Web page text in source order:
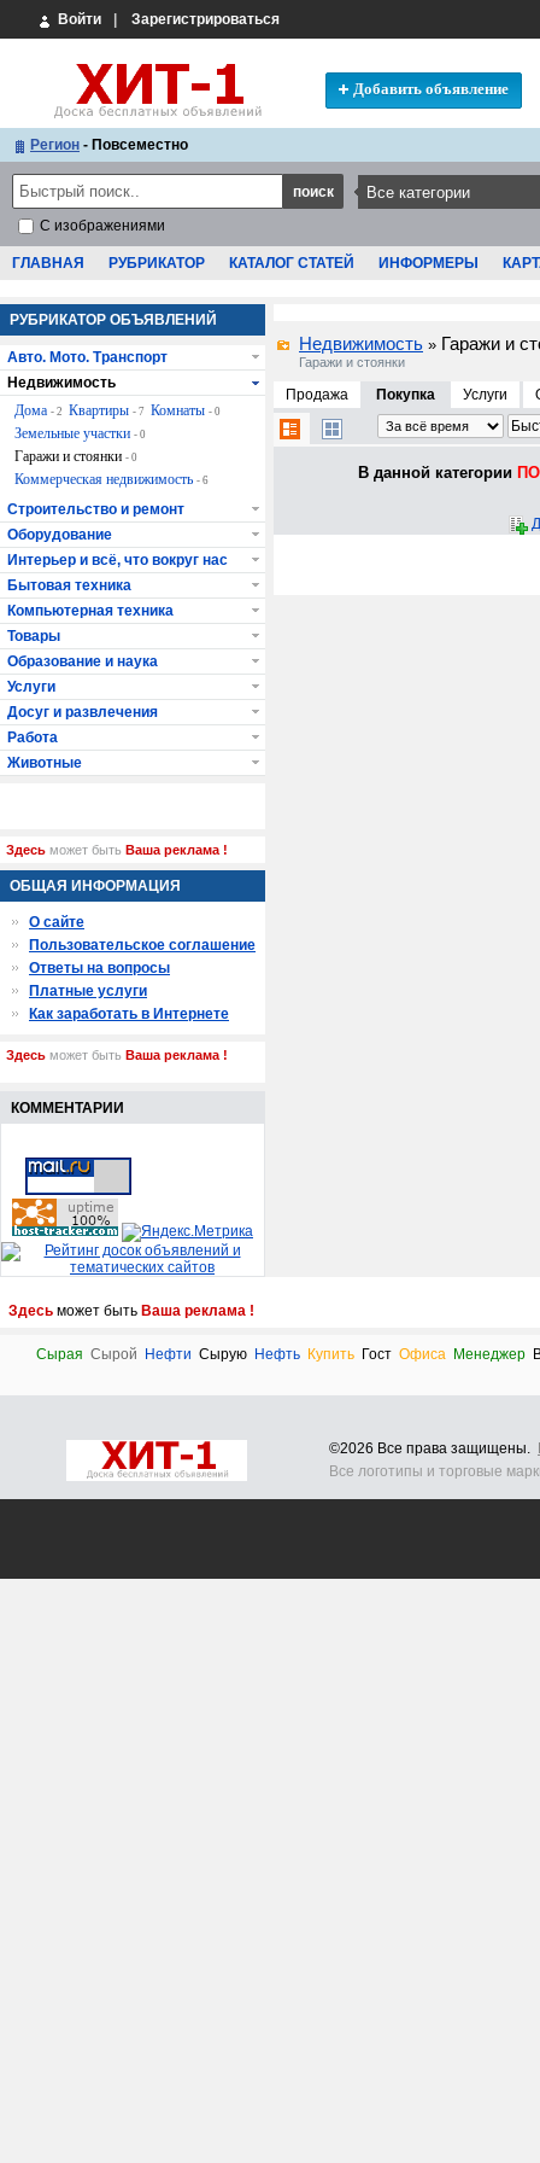
Войти Зарегистрироваться
Добавить объявление
Регион - Повсеместно
С изображениями
ГЛАВНАЯ РУБРИКАТОР КАТАЛОГ СТАТЕЙ ИНФОРМЕРЫ
Недвижимость » Гаражи и
Гаражи и стоянки
Продажа Покупка Услуги
В данной категории
РУБРИКАТОР ОБЪЯВЛЕНИЙ
Авто. Мото. Транспорт
Недвижимость
Дома - 2 Квартиры - 7 Комнаты - 0
Земельные участки - 0
Гаражи и стоянки - 0
Коммерческая недвижимость - 6
Строительство и ремонт
Оборудование
Интерьер и всё, что вокруг нас
Бытовая техника
Компьютерная техника
Товары
Образование и наука
Услуги
Досуг и развлечения
Работа
Животные
Здесь может быть Ваша реклама !
ОБЩАЯ ИНФОРМАЦИЯ
О сайте
Пользовательское соглашение
Ответы на вопросы
Платные услуги
Как заработать в Интернете
Здесь может быть Ваша реклама !
КОММЕНТАРИИ
Здесь может быть Ваша реклама !
Сырая Сырой Нефти Сырую Нефть Купить Гост Офиса Менеджер
©2026 Все права защищены.
Все логотипы и торговые